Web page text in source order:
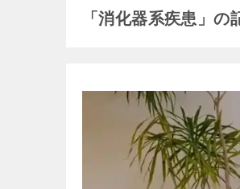
「消化器系疾患」の